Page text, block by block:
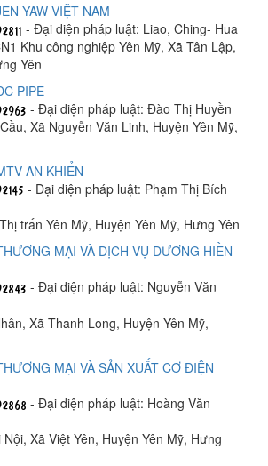
YAW VIỆT NAM
- Đại diện pháp luật: Liao, Ching- Hua
Khu công nghiệp Yên Mỹ, Xã Tân Lập,
Yên
PIPE
- Đại diện pháp luật: Đào Thị Huyền
Xã Nguyễn Văn Linh, Huyện Yên Mỹ,
AN KHIỂN
- Đại diện pháp luật: Phạm Thị Bích
trấn Yên Mỹ, Huyện Yên Mỹ, Hưng Yên
MẠI VÀ DỊCH VỤ DƯƠNG HIỀN
- Đại diện pháp luật: Nguyễn Văn
Xã Thanh Long, Huyện Yên Mỹ,
MẠI VÀ SẢN XUẤT CƠ ĐIỆN
- Đại diện pháp luật: Hoàng Văn
Xã Việt Yên, Huyện Yên Mỹ, Hưng